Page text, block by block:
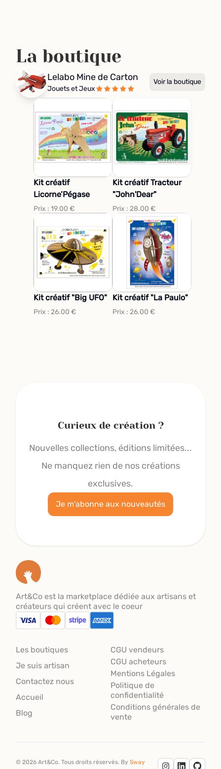
La boutique
Lelabo Mine de Carton
Jouets et Jeux
Voir la boutique
Kit créatif
Licorne’Pégase
Prix : 19.00 €
Kit créatif Tracteur
"John'Dear"
Prix : 28.00 €
Kit créatif "Big UFO"
Prix : 26.00 €
Kit créatif "La Paulo"
Prix : 26.00 €
Curieux de création ?
Nouvelles collections, éditions limitées...
Ne manquez rien de nos créations
exclusives.
Je m'abonne aux nouveautés
Art&Co est la marketplace dédiée aux artisans et
créateurs qui créent avec le coeur
Les boutiques
Je suis artisan
Contactez nous
Accueil
Blog
CGU vendeurs
CGU acheteurs
Mentions Légales
Politique de
confidentialité
Conditions générales de
vente
© 2026 Art&Co. Tous droits réservés. By Sway